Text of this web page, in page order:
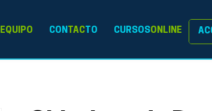
EQUIPO CONTACTO CURSOSONLINE